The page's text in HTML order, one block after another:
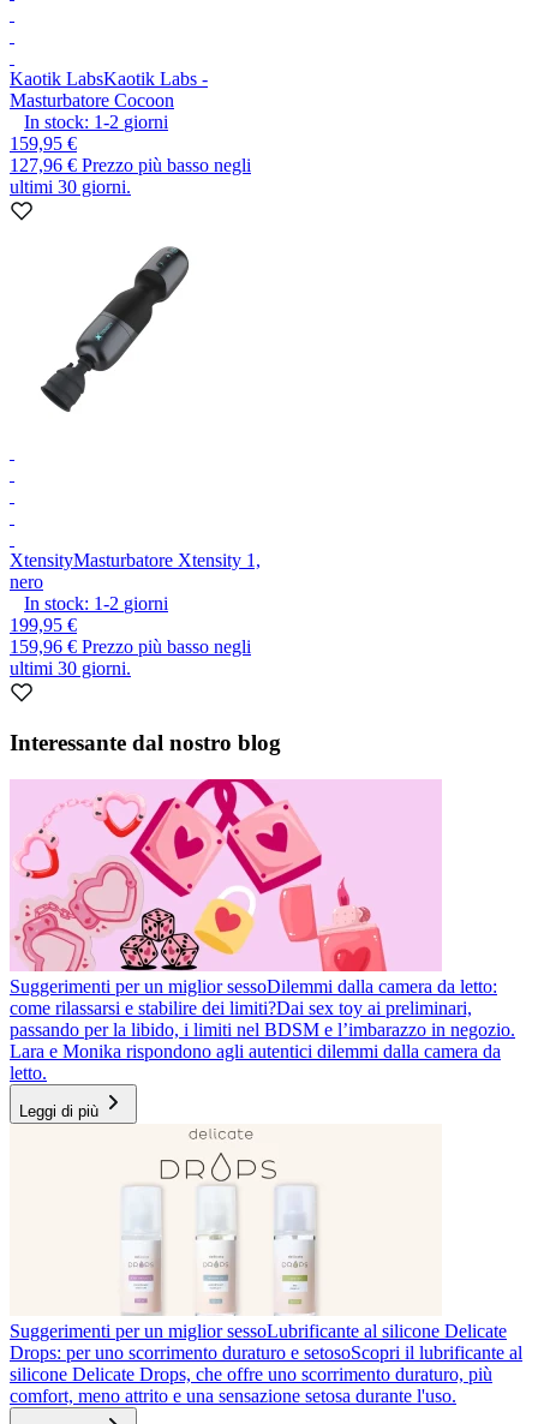
Kaotik LabsKaotik Labs -
Masturbatore Cocoon
In stock: 1-2 giorni
159,95 €
127,96 € Prezzo più basso negli
ultimi 30 giorni.
XtensityMasturbatore Xtensity 1,
nero
In stock: 1-2 giorni
199,95 €
159,96 € Prezzo più basso negli
ultimi 30 giorni.
Interessante dal nostro blog
Suggerimenti per un miglior sessoDilemmi dalla camera da letto:
come rilassarsi e stabilire dei limiti?Dai sex toy ai preliminari,
passando per la libido, i limiti nel BDSM e l’imbarazzo in negozio.
Lara e Monika rispondono agli autentici dilemmi dalla camera da
letto.
Leggi di più
Suggerimenti per un miglior sessoLubrificante al silicone Delicate
Drops: per uno scorrimento duraturo e setosoScopri il lubrificante al
silicone Delicate Drops, che offre uno scorrimento duraturo, più
comfort, meno attrito e una sensazione setosa durante l'uso.